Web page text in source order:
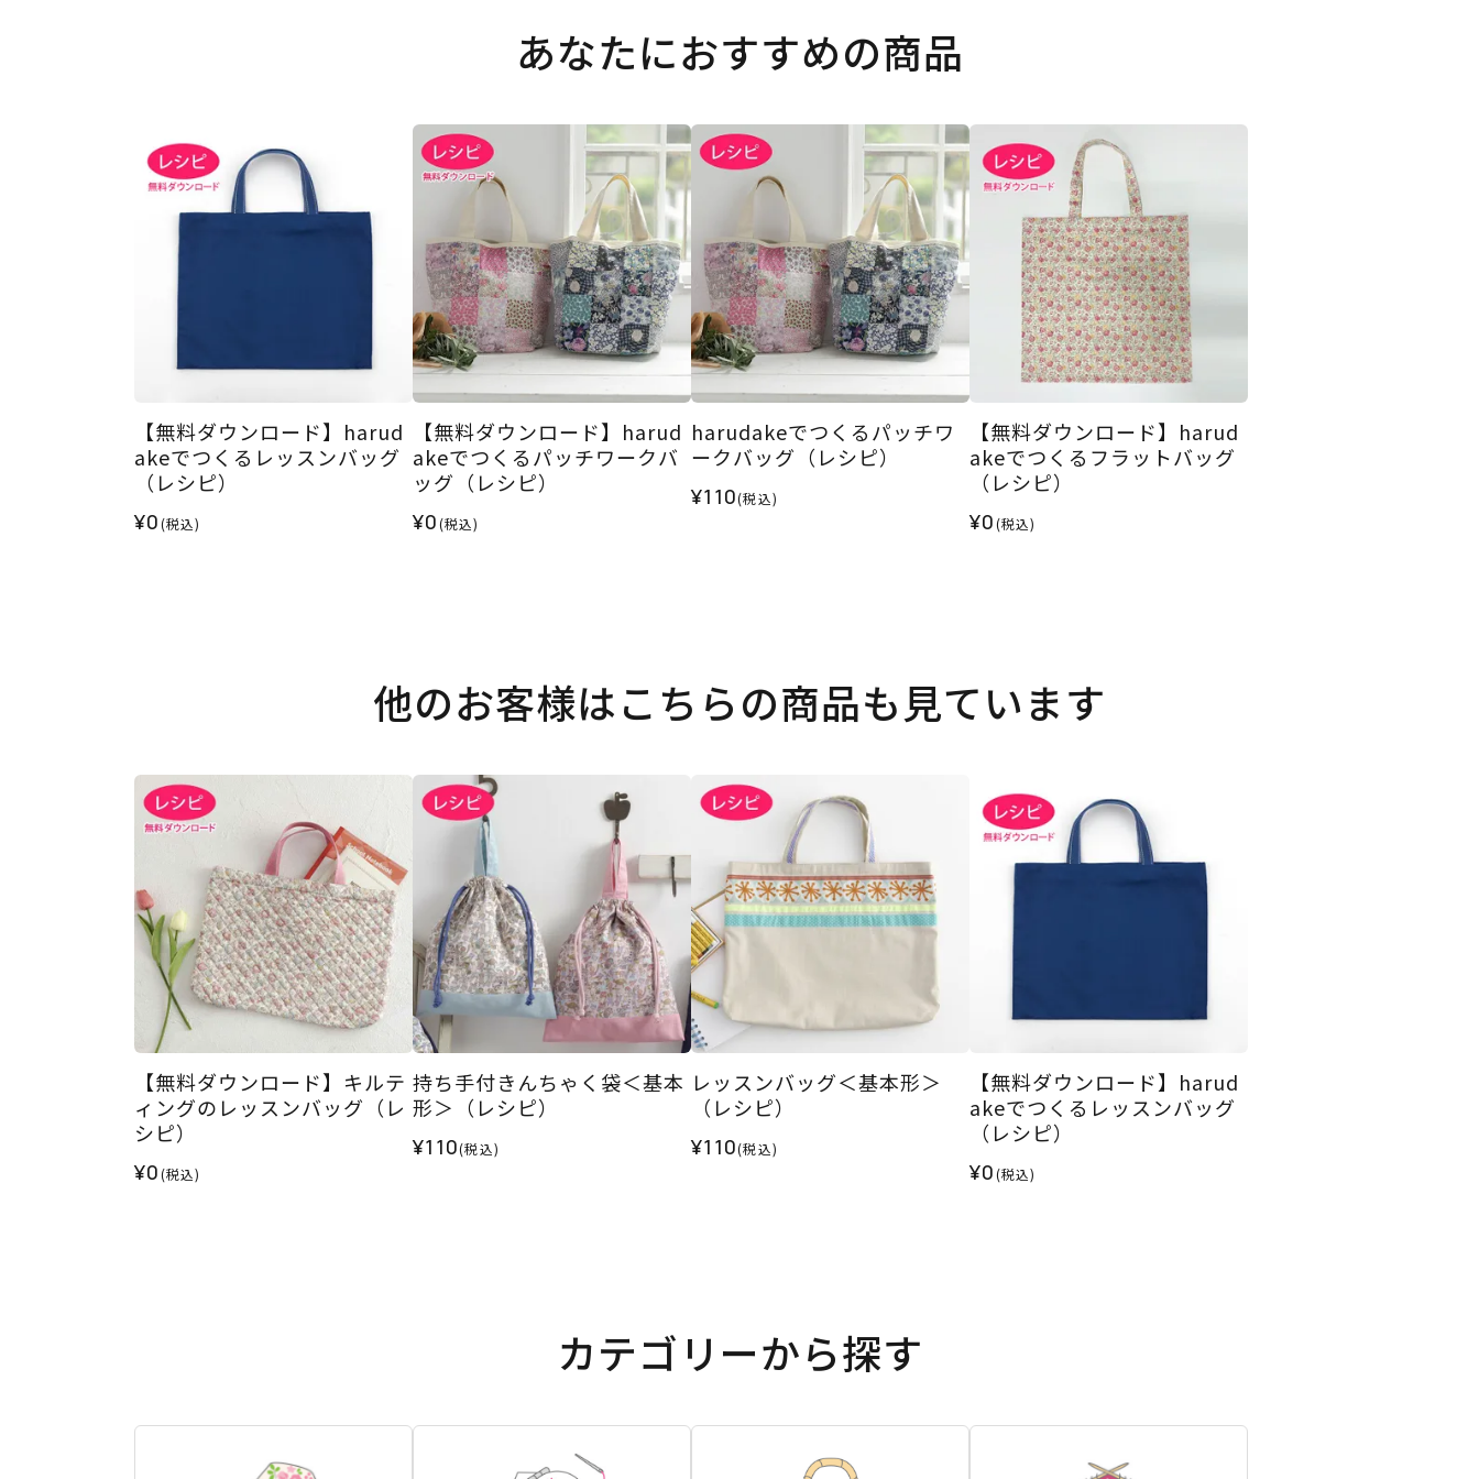
あなたにおすすめの商品
【無料ダウンロード】harud
akeでつくるレッスンバッグ
（レシピ）
¥0(税込)
【無料ダウンロード】harud
akeでつくるパッチワークバ
ッグ（レシピ）
¥0(税込)
harudakeでつくるパッチワ
ークバッグ（レシピ）
¥110(税込)
【無料ダウンロード】harud
akeでつくるフラットバッグ
（レシピ）
¥0(税込)
他のお客様はこちらの商品も見ています
【無料ダウンロード】キルテ
ィングのレッスンバッグ（レ
シピ）
¥0(税込)
持ち手付きんちゃく袋＜基本
形＞（レシピ）
¥110(税込)
レッスンバッグ＜基本形＞
（レシピ）
¥110(税込)
【無料ダウンロード】harud
akeでつくるレッスンバッグ
（レシピ）
¥0(税込)
カテゴリーから探す